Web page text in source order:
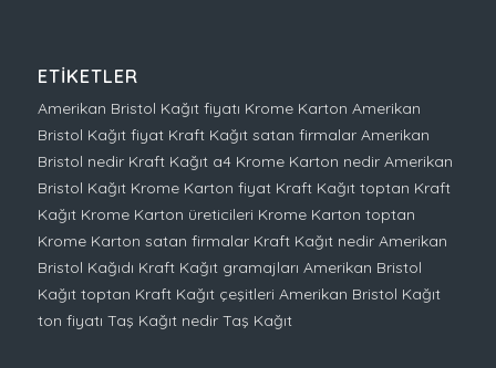
ETIKETLER
Amerikan Bristol Kağıt fiyatı Krome Karton Amerikan
Bristol Kağıt fiyat Kraft Kağıt satan firmalar Amerikan
Bristol nedir Kraft Kağıt a4 Krome Karton nedir Amerikan
Bristol Kağıt Krome Karton fiyat Kraft Kağıt toptan Kraft
Kağıt Krome Karton üreticileri Krome Karton toptan
Krome Karton satan firmalar Kraft Kağıt nedir Amerikan
Bristol Kağıdı Kraft Kağıt gramajları Amerikan Bristol
Kağıt toptan Kraft Kağıt çeşitleri Amerikan Bristol Kağıt
ton fiyatı Taş Kağıt nedir Taş Kağıt